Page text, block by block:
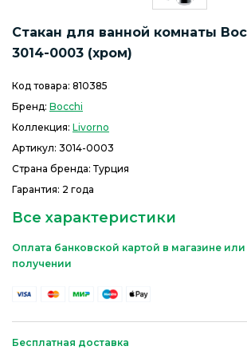
Стакан для ванной комнаты
3014-0003 (хром)
Код товара: 810385
Бренд: Bocchi
Коллекция: Livorno
Артикул: 3014-0003
Страна бренда: Турция
Гарантия: 2 года
Все характеристики
Оплата банковской картой в магазине
получении
Бесплатная доставка